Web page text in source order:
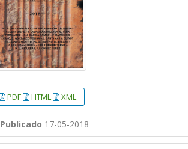
PDF HTML XML
Publicado 17-05-2018